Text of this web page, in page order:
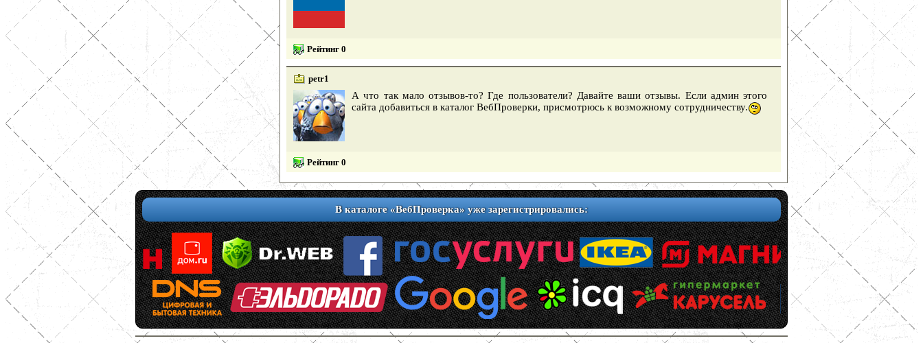
Рейтинг 0
petr1
А что так мало отзывов-то? Где пользователи? Давайте ваши отзывы. Если админ этого
сайта добавиться в каталог ВебПроверки, присмотрюсь к возможному сотрудничеству.
Рейтинг 0
В каталоге «ВебПроверка» уже зарегистрировались: